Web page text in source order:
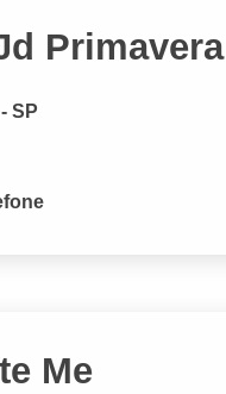
Primavera
SP
Me